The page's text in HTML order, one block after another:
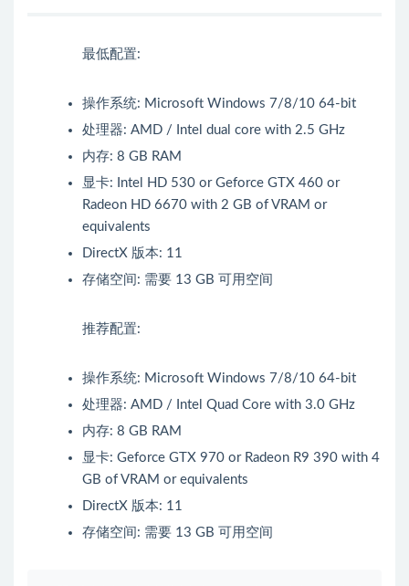
最低配置:
操作系统: Microsoft Windows 7/8/10 64-bit
处理器: AMD / Intel dual core with 2.5 GHz
内存: 8 GB RAM
显卡: Intel HD 530 or Geforce GTX 460 or
Radeon HD 6670 with 2 GB of VRAM or
equivalents
DirectX 版本: 11
存储空间: 需要 13 GB 可用空间
推荐配置:
操作系统: Microsoft Windows 7/8/10 64-bit
处理器: AMD / Intel Quad Core with 3.0 GHz
内存: 8 GB RAM
显卡: Geforce GTX 970 or Radeon R9 390 with 4
GB of VRAM or equivalents
DirectX 版本: 11
存储空间: 需要 13 GB 可用空间